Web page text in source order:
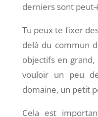
derniers sont
Tu peux te fixer
delà du commun
objectifs en
vouloir un peu
domaine, un petit
Cela est